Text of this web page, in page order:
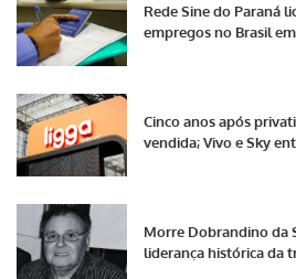
Rede Sine do Paraná
empregos no Brasil
Cinco anos após
vendida; Vivo e Sky
Morre Dobrandino da
liderança histórica da